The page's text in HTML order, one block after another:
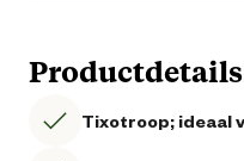
Productdetails
Tixotroop; ideaal